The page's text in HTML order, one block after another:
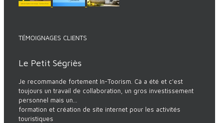
TÉMOIGNAGES CLIENTS
Le Petit Ségriès
Je recommande fortement In-Toorism. Cà a été et c'est
toujours un travail de collaboration, un gros investissement
personnel mais un...
formation et création de site internet pour les activités
touristiques